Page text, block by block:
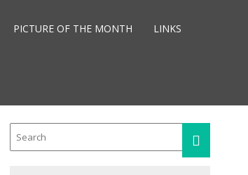
PICTURE OF THE MONTH LINKS